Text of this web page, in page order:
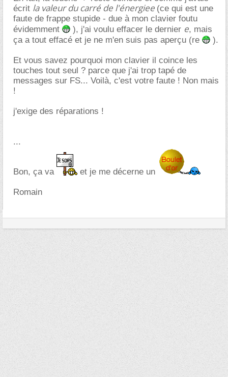
écrit la valeur du carré de l'énergiee (ce qui est une
faute de frappe stupide - due à mon clavier foutu
évidemment
), j'ai voulu effacer le dernier e, mais
ça a tout effacé et je ne m'en suis pas aperçu (re
).
Et vous savez pourquoi mon clavier il coince les
touches tout seul ? parce que j'ai trop tapé de
messages sur FS... Voilà, c'est votre faute ! Non mais
!
j'exige des réparations !
...
Bon, ça va et je me décerne un
Romain